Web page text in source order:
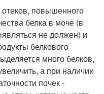
повышенного
белка в моче (в
не должен) и
белкового
много белков,
а при наличии
почек -